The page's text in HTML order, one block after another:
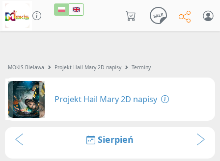
MOKiS Bielawa Projekt Hail Mary 2D napisy Terminy
Projekt Hail Mary 2D napisy
Sierpień